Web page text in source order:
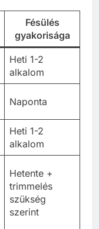
Fésülés
gyakorisága
Heti 1-2
alkalom
Naponta
Heti 1-2
alkalom
Hetente +
trimmelés
szükség
szerint